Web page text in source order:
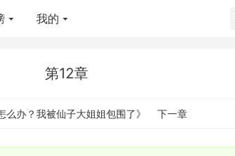
我的
第12章
么办？我被仙子大姐姐包围了》 下一章